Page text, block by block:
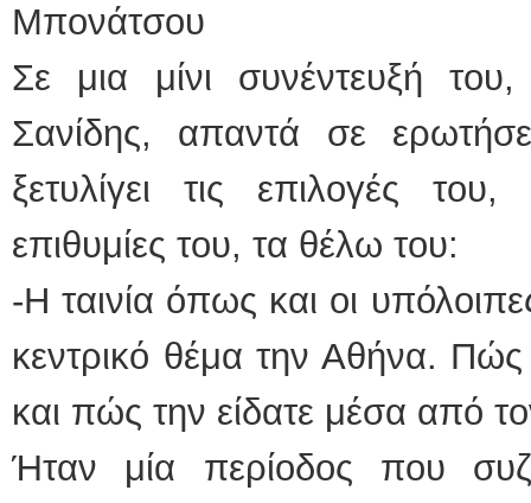
Μπονάτσου
Σε μια μίνι συνέντευξή
Σανίδης, απαντά σε
ξετυλίγει τις επιλογές
επιθυμίες του, τα θέλω του:
-Η ταινία όπως και οι
κεντρικό θέμα την Αθήνα.
και πώς την είδατε μέσα από
Ήταν μία περίοδος που